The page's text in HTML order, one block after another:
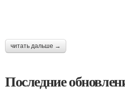
читать дальше →
Последние